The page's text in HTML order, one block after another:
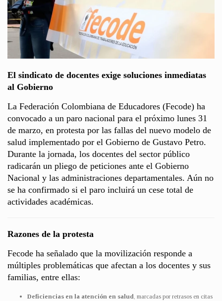
El sindicato de docentes exige soluciones inmediatas
al Gobierno
La Federación Colombiana de Educadores (Fecode) ha
convocado a un paro nacional para el próximo lunes 31
de marzo, en protesta por las fallas del nuevo modelo de
salud implementado por el Gobierno de Gustavo Petro.
Durante la jornada, los docentes del sector público
radicarán un pliego de peticiones ante el Gobierno
Nacional y las administraciones departamentales. Aún no
se ha confirmado si el paro incluirá un cese total de
actividades académicas.
Razones de la protesta
Fecode ha señalado que la movilización responde a
múltiples problemáticas que afectan a los docentes y sus
familias, entre ellas:
Deficiencias en la atención en salud, marcadas por retrasos en citas